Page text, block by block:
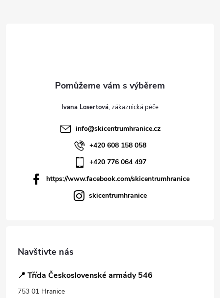
Ivana Losertová
info@skicentrumhranice.cz
+420 608 158 058
+420 776 064 497
https://www.facebook.com/skicentrumhranice
skicentrumhranice
Navštivte nás
📍 Třída Československé armády 546
753 01 Hranice